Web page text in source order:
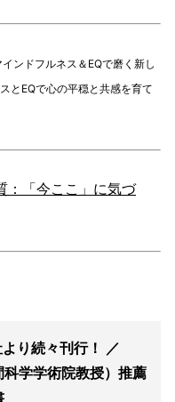
ンドフルネス＆EQで磨く新し
とEQで心の平穏と共感を育て
「今ここ」に気づ
り続々刊行！ ／
学学術院教授）推薦